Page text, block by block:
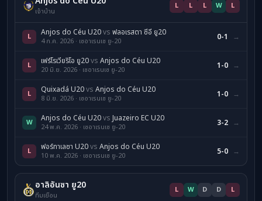
เจ้าบ้าน
L L L W L
L Anjos do Céu U20vs ฟลอเรสตา ซีอี ยู20
4 ก.ค. 2026 · เซอาเรนเซ ยู-20 0-1 →
L เฟร์โรเวียริโอ ยู20vs Anjos do Céu U20
20 มิ.ย. 2026 · เซอาเรนเซ ยู-20 1-0 →
L Quixadá U20vs Anjos do Céu U20
8 มิ.ย. 2026 · เซอาเรนเซ ยู-20 1-0 →
W Anjos do Céu U20vs Juazeiro EC U20
24 พ.ค. 2026 · เซอาเรนเซ ยู-20 3-2 →
L ฟอร์ทาเลซา U20vs Anjos do Céu U20
10 พ.ค. 2026 · เซอาเรนเซ ยู-20 5-0 →
อาลิอันซา ยู20
ทีมเยือน
L W D D L